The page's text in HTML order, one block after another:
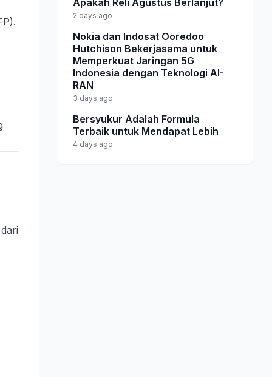
Apakah Reli Agustus Berlanjut?
2 days ago
Nokia dan Indosat Ooredoo
Hutchison Bekerjasama untuk
Memperkuat Jaringan 5G
Indonesia dengan Teknologi AI-
RAN
3 days ago
Bersyukur Adalah Formula
Terbaik untuk Mendapat Lebih
4 days ago